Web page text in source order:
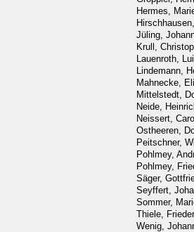
Hermes,
Jüling,
Krull,
Lauenroth,
Lindemann,
Mahnecke,
Mittelstedt,
Neide,
Neissert,
Ostheeren,
Peitschner,
Pohlmey,
Pohlmey,
Säger,
Seyffert,
Sommer,
Thiele,
Wenig,